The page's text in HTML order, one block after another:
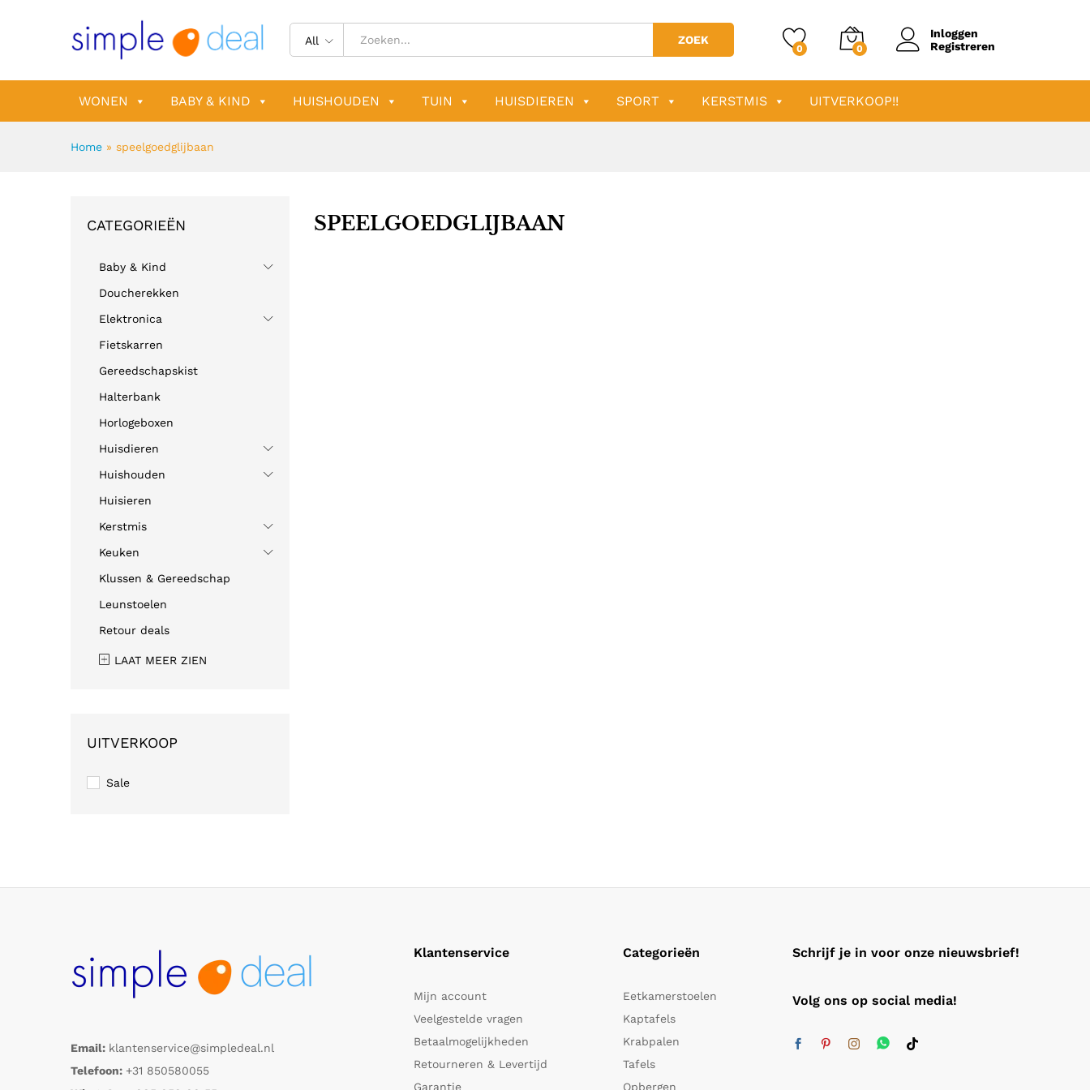
All ZOEK
0 0
Inloggen
Registreren
WONEN BABY & KIND HUISHOUDEN TUIN HUISDIEREN SPORT KERSTMIS UITVERKOOP!!
Home » speelgoedglijbaan
SPEELGOEDGLIJBAAN
CATEGORIEËN
Baby & Kind
Doucherekken
Elektronica
Fietskarren
Gereedschapskist
Halterbank
Horlogeboxen
Huisdieren
Huishouden
Huisieren
Kerstmis
Keuken
Klussen & Gereedschap
Leunstoelen
Retour deals
LAAT MEER ZIEN
UITVERKOOP
Sale
Email: klantenservice@simpledeal.nl
Telefoon: +31 850580055
Klantenservice
Mijn account
Veelgestelde vragen
Betaalmogelijkheden
Retourneren & Levertijd
Garantie
Categorieën
Eetkamerstoelen
Kaptafels
Krabpalen
Tafels
Opbergen
Schrijf je in voor onze nieuwsbrief!
Volg ons op social media!